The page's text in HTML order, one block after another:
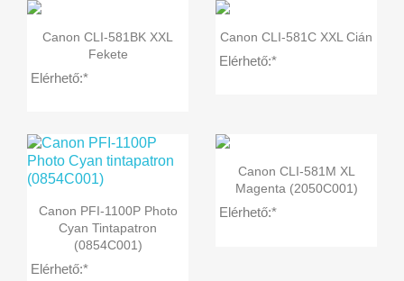
 Előnézet
Canon CLI-581BK XXL
Fekete
Elérhető:*
 Előnézet
Canon CLI-581C XXL Cián
Elérhető:*
 Előnézet
Canon PFI-1100P Photo
Cyan Tintapatron
(0854C001)
Elérhető:*
 Előnézet
Canon CLI-581M XL
Magenta (2050C001)
Elérhető:*